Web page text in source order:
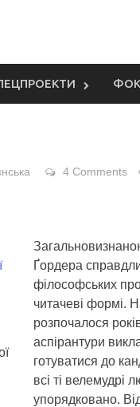
4 Comments
Ґордера
філософських
читачеві формі.
розпочалося
аспірантури
готуватися до
всі ті
упорядковано.